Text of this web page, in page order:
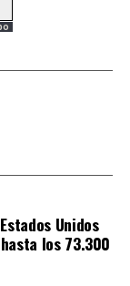
Unidos
los 73.300